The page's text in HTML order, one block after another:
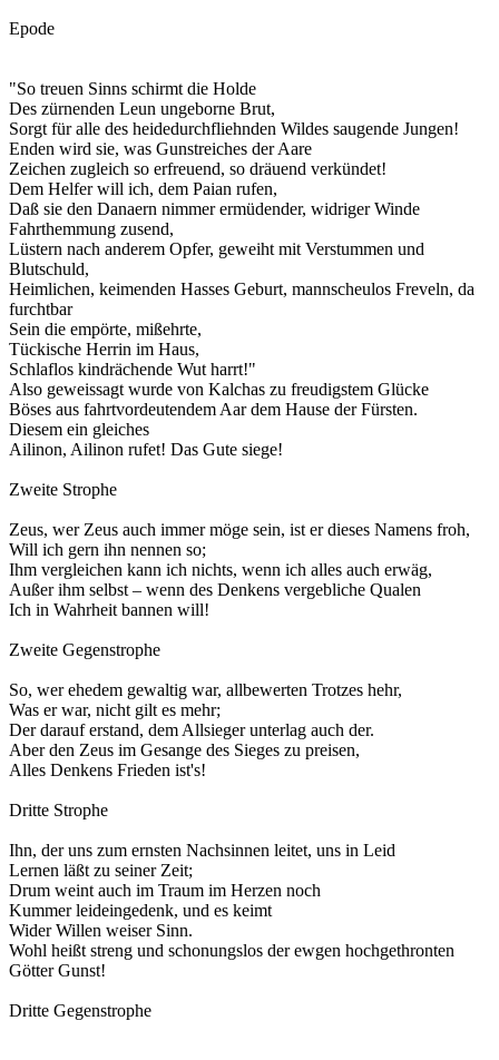
Epode
"So treuen Sinns schirmt die Holde
Des zürnenden Leun ungeborne Brut,
Sorgt für alle des heidedurchfliehnden Wildes saugende Jungen!
Enden wird sie, was Gunstreiches der Aare
Zeichen zugleich so erfreuend, so dräuend verkündet!
Dem Helfer will ich, dem Paian rufen,
Daß sie den Danaern nimmer ermüdender, widriger Winde
Fahrthemmung zusend,
Lüstern nach anderem Opfer, geweiht mit Verstummen und
Blutschuld,
Heimlichen, keimenden Hasses Geburt, mannscheulos Freveln, da
furchtbar
Sein die empörte, mißehrte,
Tückische Herrin im Haus,
Schlaflos kindrächende Wut harrt!"
Also geweissagt wurde von Kalchas zu freudigstem Glücke
Böses aus fahrtvordeutendem Aar dem Hause der Fürsten.
Diesem ein gleiches
Ailinon, Ailinon rufet! Das Gute siege!
Zweite Strophe
Zeus, wer Zeus auch immer möge sein, ist er dieses Namens froh,
Will ich gern ihn nennen so;
Ihm vergleichen kann ich nichts, wenn ich alles auch erwäg,
Außer ihm selbst – wenn des Denkens vergebliche Qualen
Ich in Wahrheit bannen will!
Zweite Gegenstrophe
So, wer ehedem gewaltig war, allbewerten Trotzes hehr,
Was er war, nicht gilt es mehr;
Der darauf erstand, dem Allsieger unterlag auch der.
Aber den Zeus im Gesange des Sieges zu preisen,
Alles Denkens Frieden ist's!
Dritte Strophe
Ihn, der uns zum ernsten Nachsinnen leitet, uns in Leid
Lernen läßt zu seiner Zeit;
Drum weint auch im Traum im Herzen noch
Kummer leideingedenk, und es keimt
Wider Willen weiser Sinn.
Wohl heißt streng und schonungslos der ewgen hochgethronten
Götter Gunst!
Dritte Gegenstrophe